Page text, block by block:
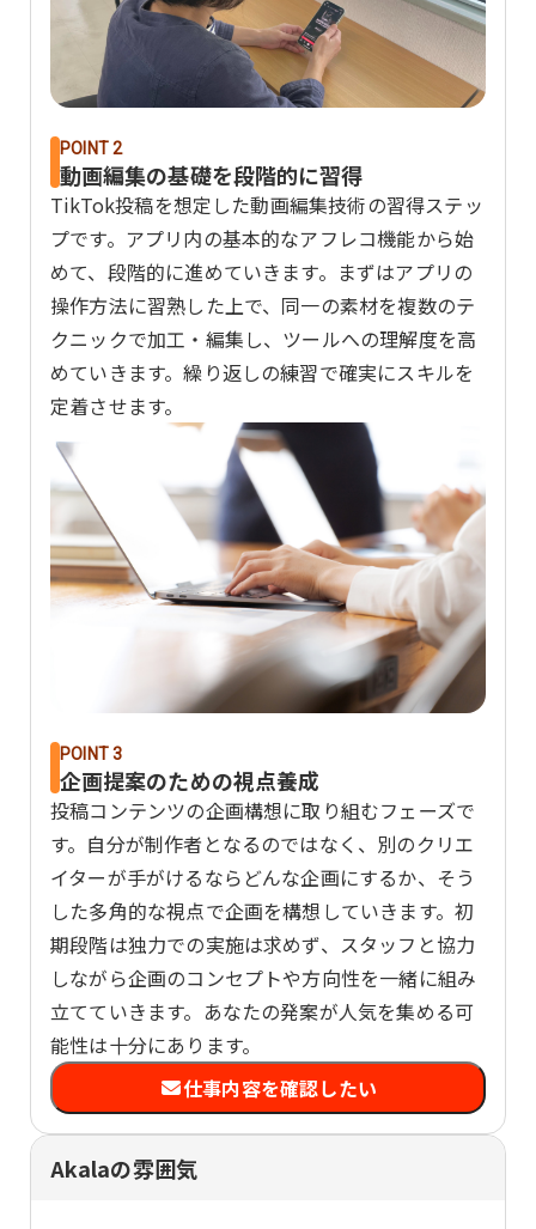
POINT 2
動画編集の基礎を段階的に習得
TikTok投稿を想定した動画編集技術の習得ステッ
プです。アプリ内の基本的なアフレコ機能から始
めて、段階的に進めていきます。まずはアプリの
操作方法に習熟した上で、同一の素材を複数のテ
クニックで加工・編集し、ツールへの理解度を高
めていきます。繰り返しの練習で確実にスキルを
定着させます。
POINT 3
企画提案のための視点養成
投稿コンテンツの企画構想に取り組むフェーズで
す。自分が制作者となるのではなく、別のクリエ
イターが手がけるならどんな企画にするか、そう
した多角的な視点で企画を構想していきます。初
期段階は独力での実施は求めず、スタッフと協力
しながら企画のコンセプトや方向性を一緒に組み
立てていきます。あなたの発案が人気を集める可
能性は十分にあります。
仕事内容を確認したい
Akalaの雰囲気